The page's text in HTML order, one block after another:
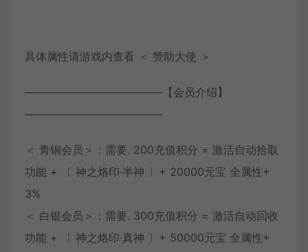
具体属性请游戏内查看 ＜ 赞助大使 ＞
————————————–【会员介绍】
————————————–
＜ 青铜会员＞：需要. 200充值积分 = 激活自动拾取
功能 + 〔 神之烙印·半神 〕+ 20000元宝 全属性+
3%
＜ 白银会员＞：需要. 300充值积分 = 激活自动回收
功能 + 〔 神之烙印·真神 〕+ 50000元宝 全属性+